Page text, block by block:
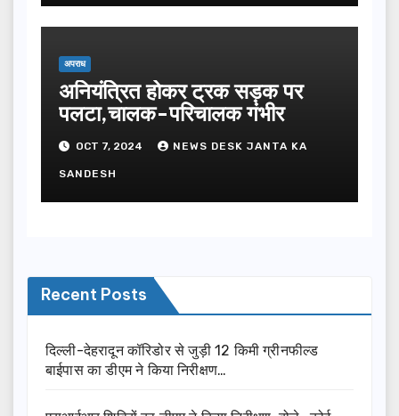
अपराध
अनियंत्रित होकर ट्रक सड़क पर
पलटा,चालक-परिचालक गंभीर
OCT 7, 2024 NEWS DESK JANTA KA
SANDESH
Recent Posts
दिल्ली-देहरादून कॉरिडोर से जुड़ी 12 किमी ग्रीनफील्ड
बाईपास का डीएम ने किया निरीक्षण…